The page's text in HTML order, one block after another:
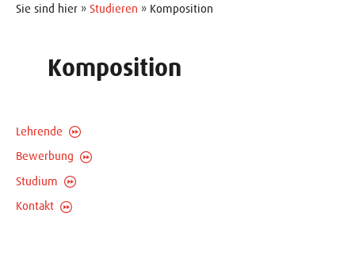
Sie sind hier » Studieren » Komposition
Komposition
Lehrende
Bewerbung
Studium
Kontakt